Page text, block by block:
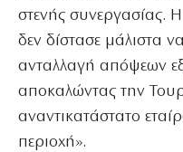
στενής συνεργασίας.
δεν δίστασε μάλιστα
ανταλλαγή απόψεων
αποκαλώντας την
αναντικατάστατο
περιοχή».